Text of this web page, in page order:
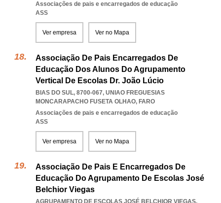
Associações de pais e encarregados de educação
ASS
Ver empresa Ver no Mapa
Associação De Pais Encarregados De
Educação Dos Alunos Do Agrupamento
Vertical De Escolas Dr. João Lúcio
BIAS DO SUL, 8700-067, UNIAO FREGUESIAS
MONCARAPACHO FUSETA OLHAO, FARO
Associações de pais e encarregados de educação
ASS
Ver empresa Ver no Mapa
Associação De Pais E Encarregados De
Educação Do Agrupamento De Escolas José
Belchior Viegas
AGRUPAMENTO DE ESCOLAS JOSÉ BELCHIOR VIEGAS,